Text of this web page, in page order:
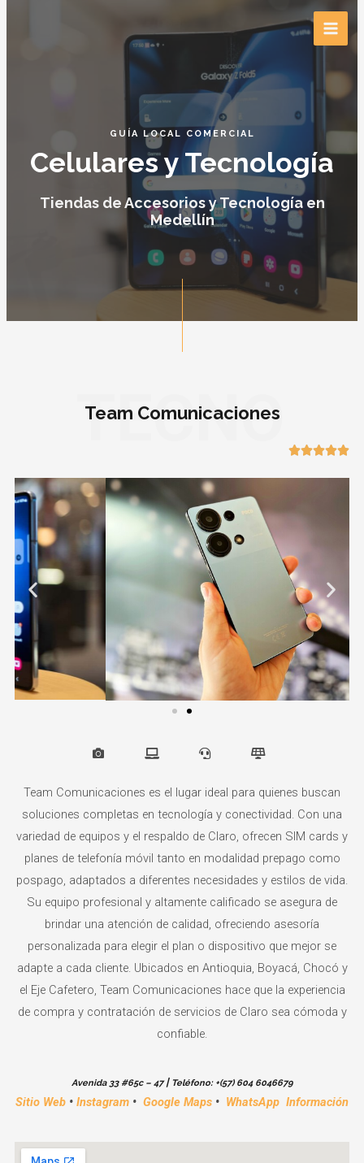
GUÍA LOCAL COMERCIAL
Celulares y Tecnología
Tiendas de Accesorios y Tecnología en
Medellín
TECNO
Team Comunicaciones

Team Comunicaciones es el lugar ideal para quienes buscan
soluciones completas en tecnología y conectividad. Con una
variedad de equipos y el respaldo de Claro, ofrecen SIM cards y
planes de telefonía móvil tanto en modalidad prepago como
pospago, adaptados a diferentes necesidades y estilos de vida.
Su equipo profesional y altamente calificado se asegura de
brindar una atención de calidad, ofreciendo asesoría
personalizada para elegir el plan o dispositivo que mejor se
adapte a cada cliente. Ubicados en Antioquia, Boyacá, Chocó y
el Eje Cafetero, Team Comunicaciones hace que la experiencia
de compra y contratación de servicios de Claro sea cómoda y
confiable.
Avenida 33 #65c – 47| Teléfono: +(57) 604 6046679
Sitio Web • Instagram • Google Maps • WhatsApp Información